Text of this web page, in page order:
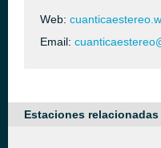
Web:
Email:
Estaciones relacionadas